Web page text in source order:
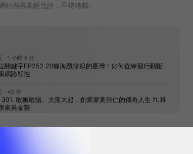
站內容未經允許，不得轉載。